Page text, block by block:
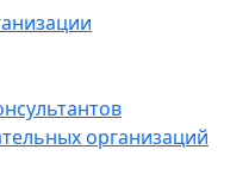
организаций